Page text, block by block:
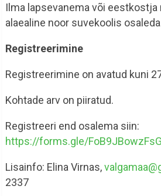
Ilma lapsevanema või eestkostja
alaealine noor suvekoolis
Registreerimine
Registreerimine on avatud kuni
Kohtade arv on piiratud.
Registreeri end osalema siin:
https://forms.gle/
Lisainfo: Elina Virnas,
2337